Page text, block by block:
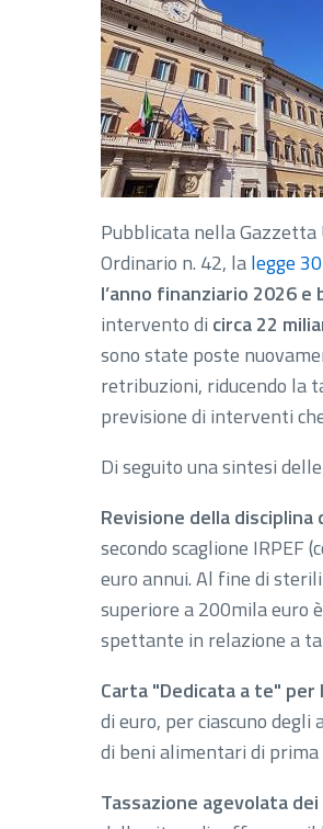
Pubblicata nella
Ordinario n. 42, lalegge
l’anno finanziario 2026
intervento di circa 22
sono state poste
retribuzioni, riducendo la
previsione di interventi
Di seguito una sintesi
Revisione della disciplina
secondo scaglione IRPEF
euro annui. Al fine di
superiore a 200mila euro
spettante in relazione a
Carta "Dedicata a te"
di euro, per ciascuno
di beni alimentari di prima
Tassazione agevolata